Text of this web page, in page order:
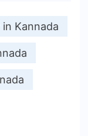
in Kannada